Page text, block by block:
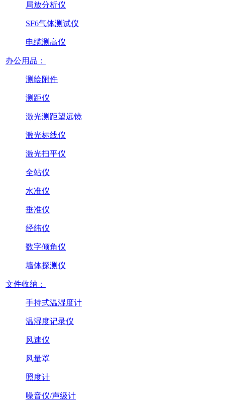
局放分析仪
SF6气体测试仪
电缆测高仪
办公用品：
测绘附件
测距仪
激光测距望远镜
激光标线仪
激光扫平仪
全站仪
水准仪
垂准仪
经纬仪
数字倾角仪
墙体探测仪
文件收纳：
手持式温湿度计
温湿度记录仪
风速仪
风量罩
照度计
噪音仪/声级计